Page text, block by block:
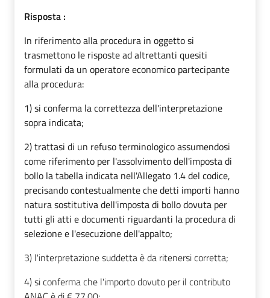
Risposta :
In riferimento alla procedura in oggetto si
trasmettono le risposte ad altrettanti quesiti
formulati da un operatore economico partecipante
alla procedura:
1) si conferma la correttezza dell'interpretazione
sopra indicata;
2) trattasi di un refuso terminologico assumendosi
come riferimento per l'assolvimento dell'imposta di
bollo la tabella indicata nell'Allegato 1.4 del codice,
precisando contestualmente che detti importi hanno
natura sostitutiva dell'imposta di bollo dovuta per
tutti gli atti e documenti riguardanti la procedura di
selezione e l'esecuzione dell'appalto;
3) l'interpretazione suddetta è da ritenersi corretta;
4) si conferma che l'importo dovuto per il contributo